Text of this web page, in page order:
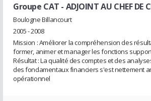
Groupe CAT - ADJOINT AU CHEF DE
Boulogne Billancourt
2005 - 2008
Mission : Améliorer la compréhension des
former, animer et manager les fonctions
Résultat : La qualité des comptes et des
des fondamentaux financiers s'est nettement
opérationnel